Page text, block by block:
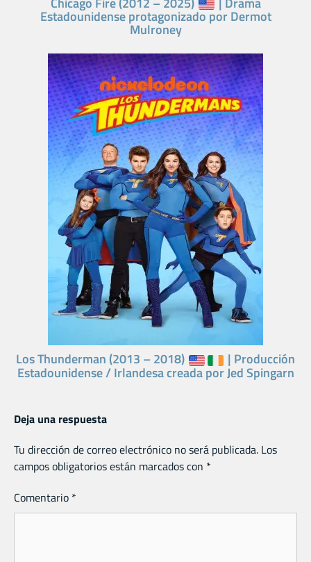
Estadounidense protagonizado por Dermot
Mulroney
Los Thunderman (2013 – 2018) | Producción
Estadounidense / Irlandesa creada por Jed Spingarn
Deja una respuesta
Tu dirección de correo electrónico no será publicada. Los
campos obligatorios están marcados con *
Comentario *